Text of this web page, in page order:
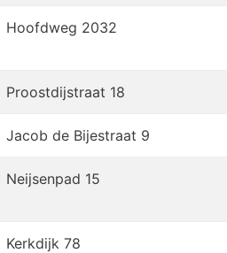
Hoofdweg 2032
Proostdijstraat 18
Jacob de Bijestraat 9
Neijsenpad 15
Kerkdijk 78